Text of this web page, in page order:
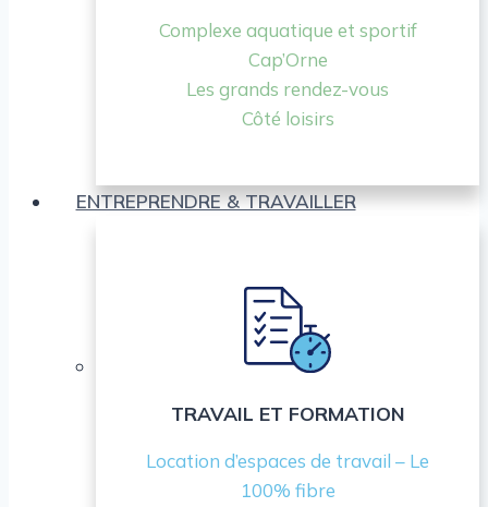
Complexe aquatique et sportif
Cap’Orne
Les grands rendez-vous
Côté loisirs
ENTREPRENDRE & TRAVAILLER
TRAVAIL ET FORMATION
Location d’espaces de travail – Le
100% fibre